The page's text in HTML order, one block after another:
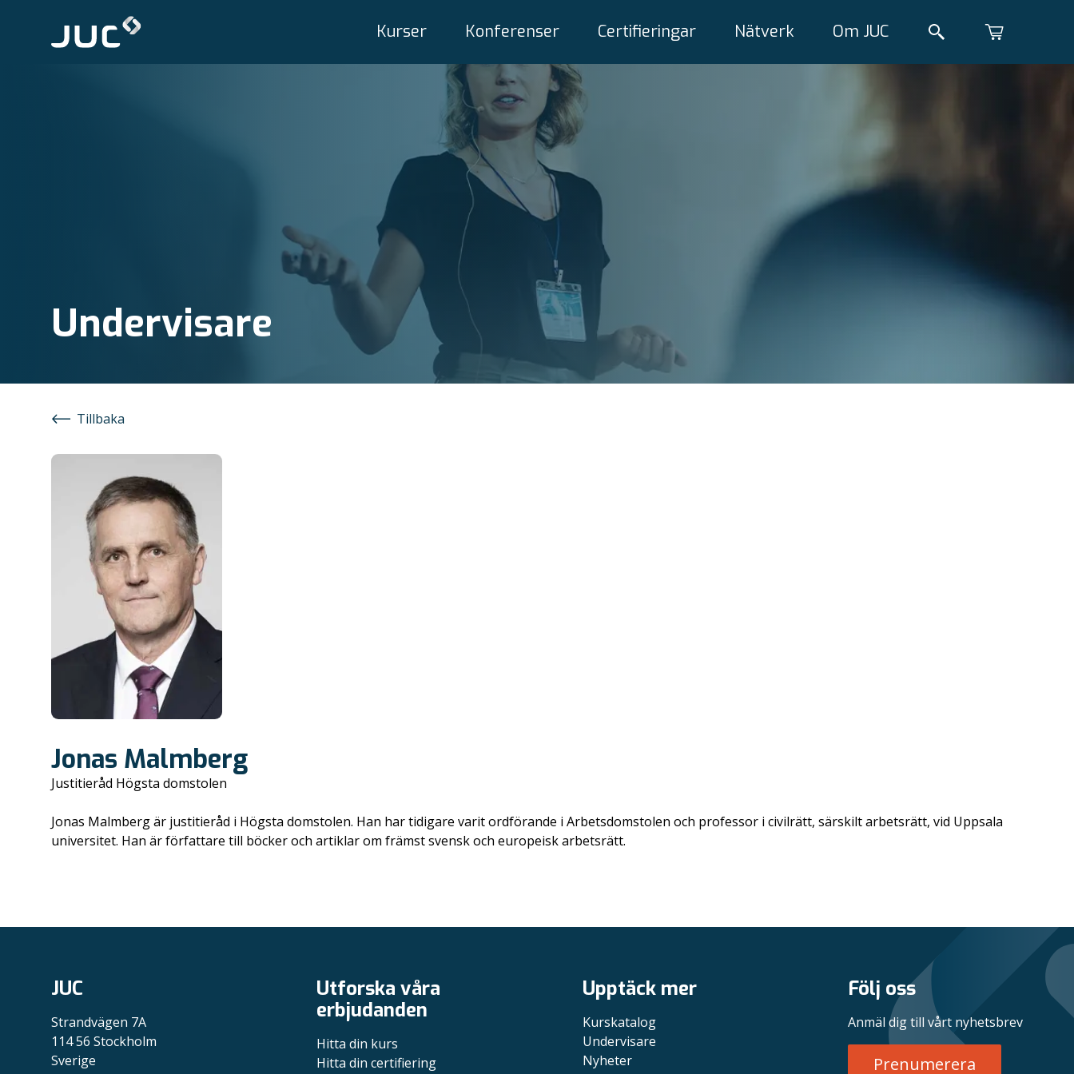
Kurser Konferenser Certifieringar Nätverk Om JUC
Undervisare
Tillbaka
Jonas Malmberg
Justitieråd Högsta domstolen
Jonas Malmberg är justitieråd i Högsta domstolen. Han har tidigare varit ordförande i Arbetsdomstolen och professor i civilrätt, särskilt arbetsrätt, vid Uppsala
universitet. Han är författare till böcker och artiklar om främst svensk och europeisk arbetsrätt.
JUC
Strandvägen 7A
114 56 Stockholm
Sverige
Utforska våra
erbjudanden
Hitta din kurs
Hitta din certifiering
Upptäck mer
Kurskatalog
Undervisare
Nyheter
Följ oss
Anmäl dig till vårt nyhetsbrev
Prenumerera